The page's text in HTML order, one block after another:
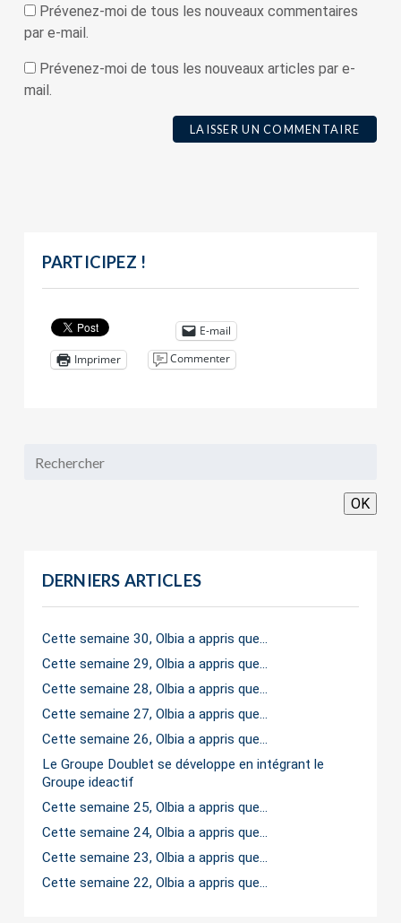
Prévenez-moi de tous les nouveaux commentaires
par e-mail.
Prévenez-moi de tous les nouveaux articles par e-
mail.
PARTICIPEZ !
E-mail
Imprimer
Commenter
OK
DERNIERS ARTICLES
Cette semaine 30, Olbia a appris que…
Cette semaine 29, Olbia a appris que…
Cette semaine 28, Olbia a appris que…
Cette semaine 27, Olbia a appris que…
Cette semaine 26, Olbia a appris que…
Le Groupe Doublet se développe en intégrant le
Groupe ideactif
Cette semaine 25, Olbia a appris que…
Cette semaine 24, Olbia a appris que…
Cette semaine 23, Olbia a appris que…
Cette semaine 22, Olbia a appris que…